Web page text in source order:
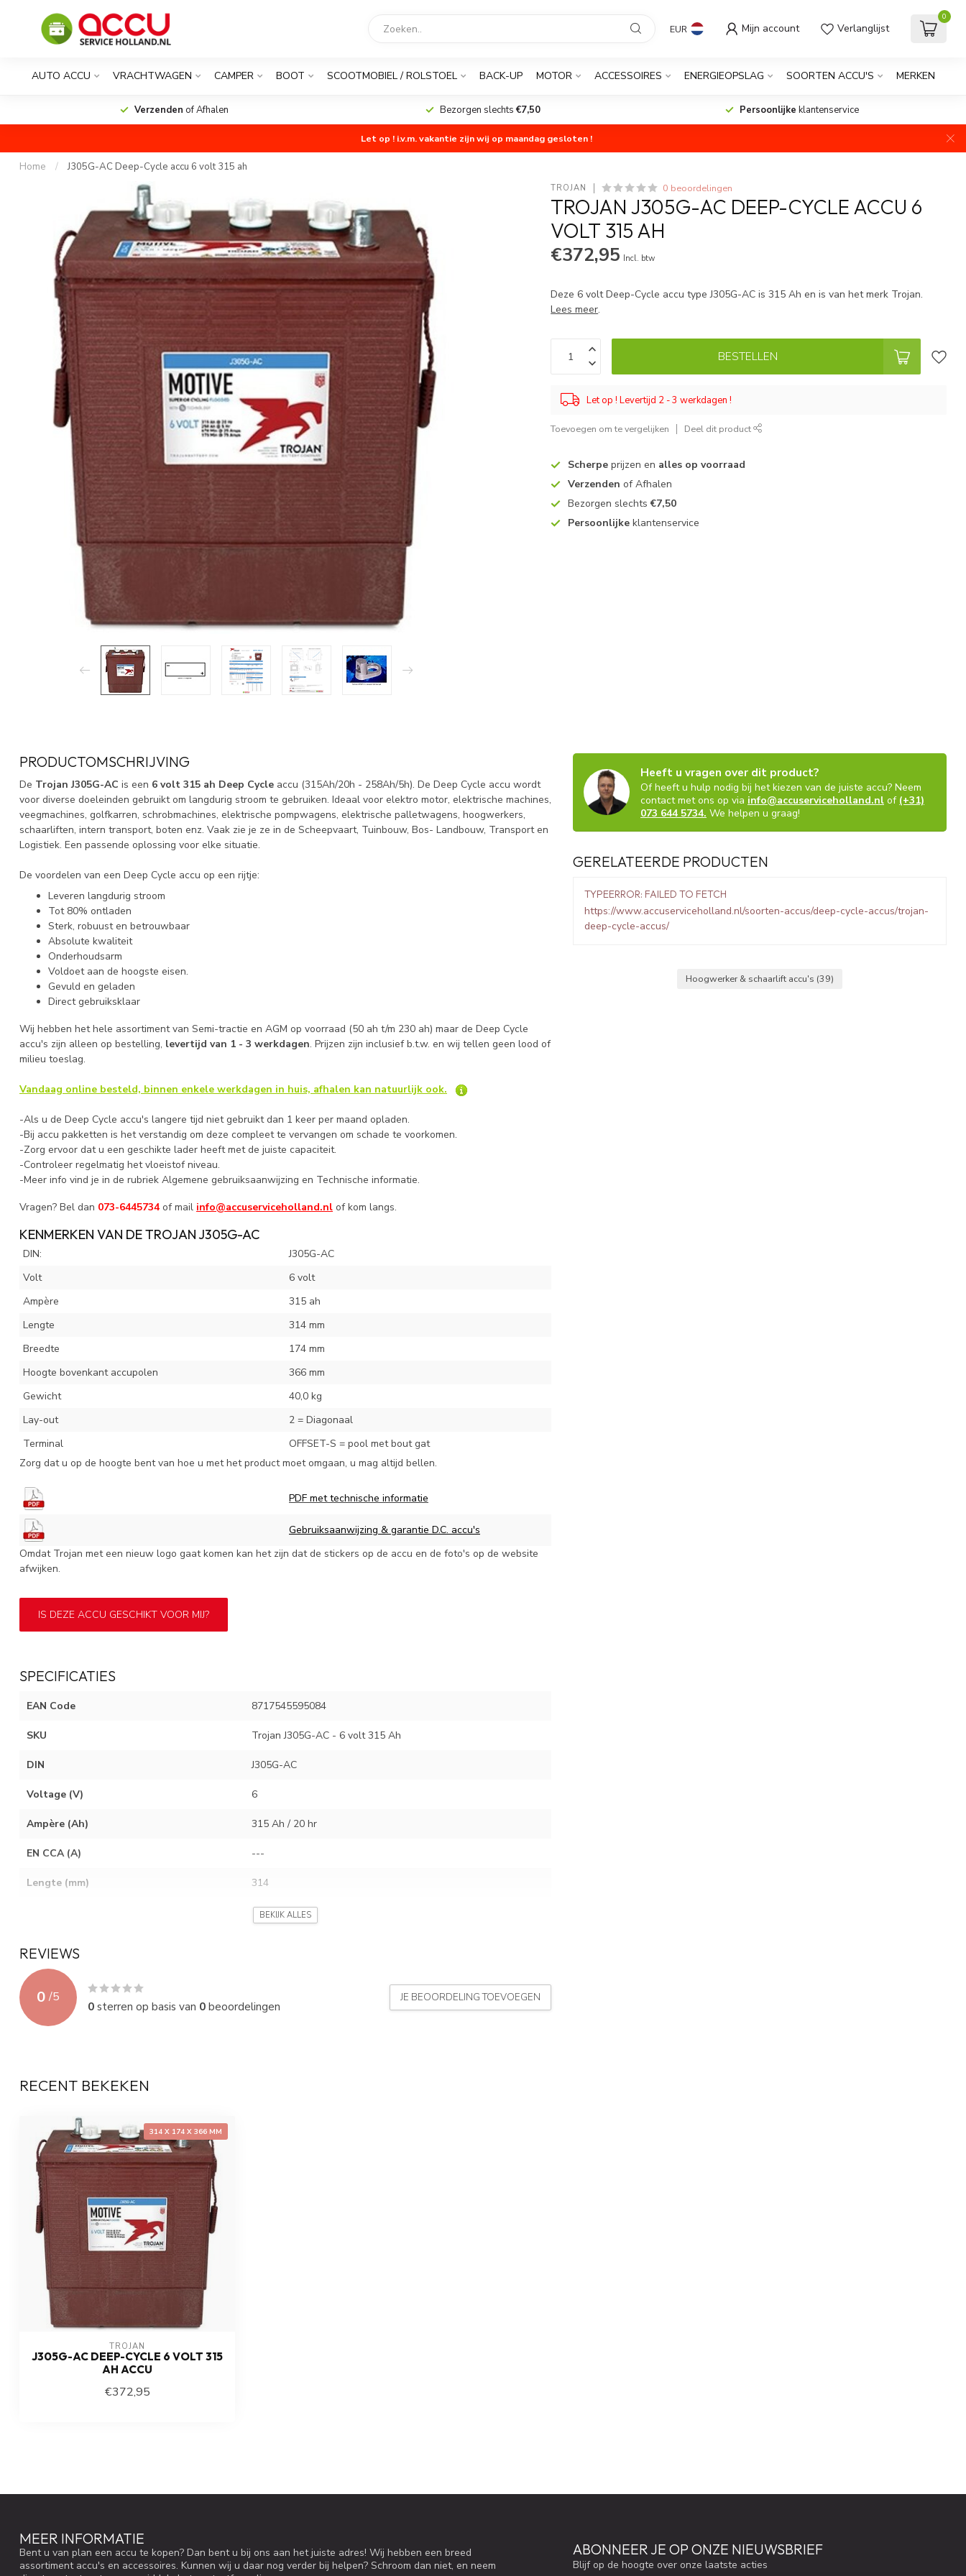
EUR Mijn account Verlanglijst
0
AUTO ACCU VRACHTWAGEN CAMPER BOOT SCOOTMOBIEL / ROLSTOEL BACK-UP MOTOR ACCESSOIRES ENERGIEOPSLAG SOORTEN ACCU'S MERKEN
Verzenden of Afhalen Bezorgen slechts€7,50 Persoonlijke klantenservice
Let op ! i.v.m. vakantie zijn wij op maandag gesloten !
Home / J305G-AC Deep-Cycle accu 6 volt 315 ah
TROJAN 0 beoordelingen
TROJAN J305G-AC DEEP-CYCLE ACCU 6
VOLT 315 AH
€372,95 Incl. btw
Deze 6 volt Deep-Cycle accu type J305G-AC is 315 Ah en is van het merk Trojan.
Lees meer.
BESTELLEN
Let op ! Levertijd 2 - 3 werkdagen !
Toevoegen om te vergelijken Deel dit product
Scherpe prijzen en alles op voorraad
Verzenden of Afhalen
Bezorgen slechts€7,50
Persoonlijke klantenservice
PRODUCTOMSCHRIJVING
De Trojan J305G-AC is een 6 volt 315 ah Deep Cycle accu (315Ah/20h - 258Ah/5h). De Deep Cycle accu wordt
voor diverse doeleinden gebruikt om langdurig stroom te gebruiken. Ideaal voor elektro motor, elektrische machines,
veegmachines, golfkarren, schrobmachines, elektrische pompwagens, elektrische palletwagens, hoogwerkers,
schaarliften, intern transport, boten enz. Vaak zie je ze in de Scheepvaart, Tuinbouw, Bos- Landbouw, Transport en
Logistiek. Een passende oplossing voor elke situatie.
De voordelen van een Deep Cycle accu op een rijtje:
Leveren langdurig stroom
Tot 80% ontladen
Sterk, robuust en betrouwbaar
Absolute kwaliteit
Onderhoudsarm
Voldoet aan de hoogste eisen.
Gevuld en geladen
Direct gebruiksklaar
Wij hebben het hele assortiment van Semi-tractie en AGM op voorraad (50 ah t/m 230 ah) maar de Deep Cycle
accu's zijn alleen op bestelling, levertijd van 1 - 3 werkdagen. Prijzen zijn inclusief b.t.w. en wij tellen geen lood of
milieu toeslag.
Vandaag online besteld, binnen enkele werkdagen in huis, afhalen kan natuurlijk ook.
-Als u de Deep Cycle accu's langere tijd niet gebruikt dan 1 keer per maand opladen.
-Bij accu pakketten is het verstandig om deze compleet te vervangen om schade te voorkomen.
-Zorg ervoor dat u een geschikte lader heeft met de juiste capaciteit.
-Controleer regelmatig het vloeistof niveau.
-Meer info vind je in de rubriek Algemene gebruiksaanwijzing en Technische informatie.
Vragen? Bel dan 073-6445734 of mail info@accuserviceholland.nl of kom langs.
KENMERKEN VAN DE TROJAN J305G-AC
DIN:
J305G-AC
Volt
6 volt
Ampère
315 ah
Lengte
314 mm
Breedte
174 mm
Hoogte bovenkant accupolen
366 mm
Gewicht
40,0 kg
Lay-out
2 = Diagonaal
Terminal
OFFSET-S = pool met bout gat
Zorg dat u op de hoogte bent van hoe u met het product moet omgaan, u mag altijd bellen.
PDF met technische informatie
Gebruiksaanwijzing & garantie D.C. accu's
Omdat Trojan met een nieuw logo gaat komen kan het zijn dat de stickers op de accu en de foto's op de website
afwijken.
IS DEZE ACCU GESCHIKT VOOR MIJ?
SPECIFICATIES
EAN Code 8717545595084
SKU Trojan J305G-AC - 6 volt 315 Ah
DIN J305G-AC
Voltage (V) 6
Ampère (Ah) 315 Ah / 20 hr
EN CCA (A) ---
Lengte (mm) 314
174
Gewicht (Kg)
Layout 2 = diagonaal
Terminal
BEKIJK ALLES
REVIEWS
0 /5
0sterren op basis van 0beoordelingen
JE BEOORDELING TOEVOEGEN
Heeft u vragen over dit product?
Of heeft u hulp nodig bij het kiezen van de juiste accu? Neem
contact met ons op via info@accuserviceholland.nl of (+31)
073 644 5734. We helpen u graag!
GERELATEERDE PRODUCTEN
TYPEERROR: FAILED TO FETCH
https://www.accuserviceholland.nl/soorten-accus/deep-cycle-accus/trojan-
deep-cycle-accus/
Hoogwerker & schaarlift accu's (39)
RECENT BEKEKEN
314 X 174 X 366 MM
TROJAN
J305G-AC DEEP-CYCLE 6 VOLT 315
AH ACCU
€372,95
MEER INFORMATIE
Bent u van plan een accu te kopen? Dan bent u bij ons aan het juiste adres! Wij hebben een breed
assortiment accu's en accessoires. Kunnen wij u daar nog verder bij helpen? Schroom dan niet, en neem
ABONNEER JE OP ONZE NIEUWSBRIEF
Blijf op de hoogte over onze laatste acties